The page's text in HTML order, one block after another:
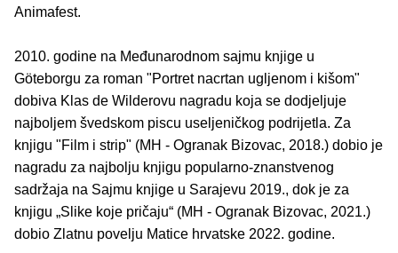
Animafest.
2010. godine na Međunarodnom sajmu knjige u
Göteborgu za roman "Portret nacrtan ugljenom i kišom"
dobiva Klas de Wilderovu nagradu koja se dodjeljuje
najboljem švedskom piscu useljeničkog podrijetla. Za
knjigu "Film i strip" (MH - Ogranak Bizovac, 2018.) dobio je
nagradu za najbolju knjigu popularno-znanstvenog
sadržaja na Sajmu knjige u Sarajevu 2019., dok je za
knjigu „Slike koje pričaju“ (MH - Ogranak Bizovac, 2021.)
dobio Zlatnu povelju Matice hrvatske 2022. godine.